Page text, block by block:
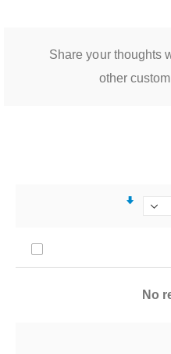
Share your thoughts
other
No